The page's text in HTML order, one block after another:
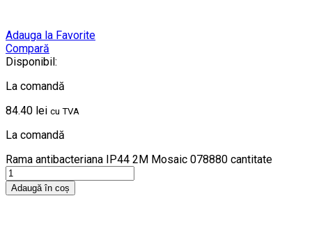
Adauga la Favorite
Compară
Disponibil:
La comandă
84.40 lei cu TVA
La comandă
Rama antibacteriana IP44 2M Mosaic 078880 cantitate
Adaugă în coș